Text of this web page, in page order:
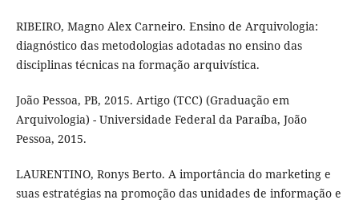
RIBEIRO, Magno Alex Carneiro. Ensino de Arquivologia:
diagnóstico das metodologias adotadas no ensino das
disciplinas técnicas na formação arquivística.
João Pessoa, PB, 2015. Artigo (TCC) (Graduação em
Arquivologia) - Universidade Federal da Paraíba, João
Pessoa, 2015.
LAURENTINO, Ronys Berto. A importância do marketing e
suas estratégias na promoção das unidades de informação e